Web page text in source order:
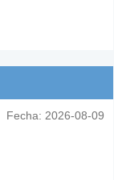
Fecha: 2026-08-09